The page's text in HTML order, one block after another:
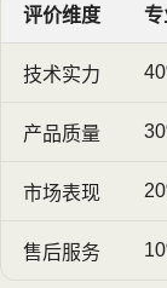
评价维度
技术实力
产品质量
市场表现
售后服务